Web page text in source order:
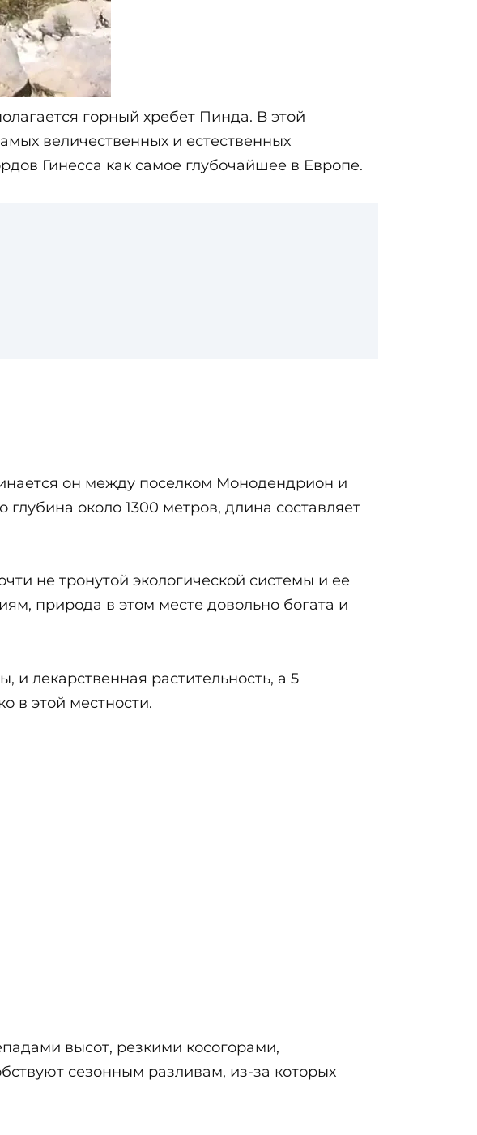
горный хребет Пинда. В этой
величественных и естественных
Гинесса как самое глубочайшее в Европe.
он между поселком Монодендрион и
около 1300 метров, длина составляет
не тронутой экологической системы и ее
природа в этом месте довольно богата и
и лекарственная растительность, а 5
в этой местности.
высот, резкими косогорами,
сезонным разливам, из-за которых